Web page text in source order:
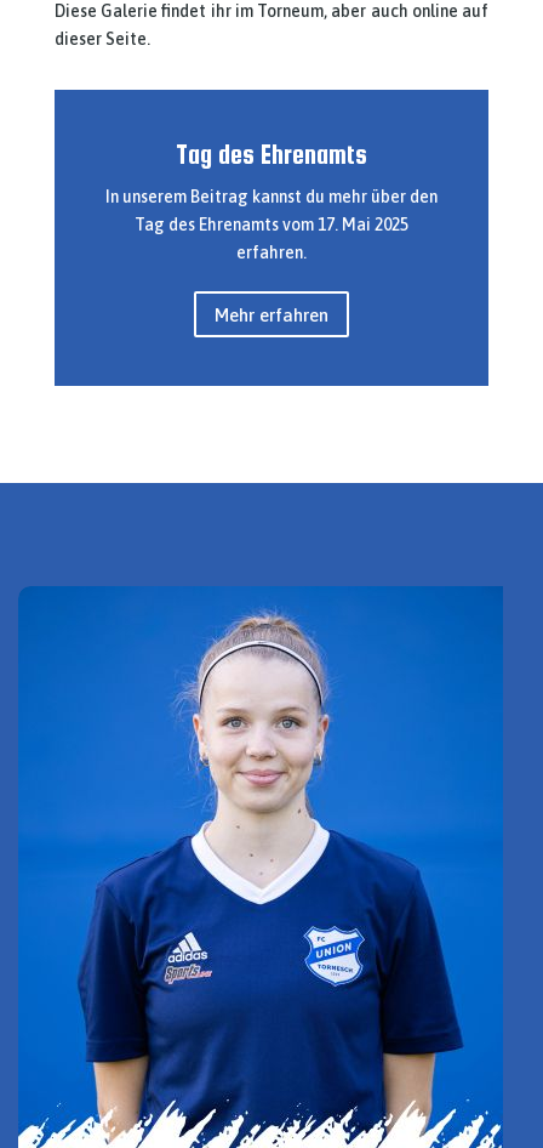
Diese Galerie findet ihr im Torneum, aber auch online auf
dieser Seite.
Tag des Ehrenamts
In unserem Beitrag kannst du mehr über den
Tag des Ehrenamts vom 17. Mai 2025
erfahren.
Mehr erfahren